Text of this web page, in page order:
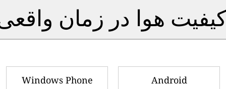
هوا در زمان واقعی
Android
Windows Phone